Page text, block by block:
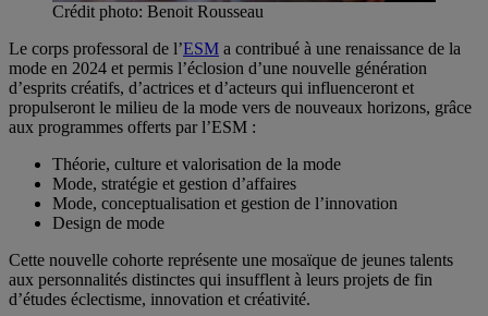
Crédit photo: Benoit Rousseau
Le corps professoral de l’ESM a contribué à une renaissance de la
mode en 2024 et permis l’éclosion d’une nouvelle génération
d’esprits créatifs, d’actrices et d’acteurs qui influenceront et
propulseront le milieu de la mode vers de nouveaux horizons, grâce
aux programmes offerts par l’ESM :
Théorie, culture et valorisation de la mode
Mode, stratégie et gestion d’affaires
Mode, conceptualisation et gestion de l’innovation
Design de mode
Cette nouvelle cohorte représente une mosaïque de jeunes talents
aux personnalités distinctes qui insufflent à leurs projets de fin
d’études éclectisme, innovation et créativité.